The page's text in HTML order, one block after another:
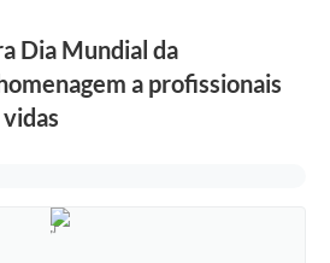
Dia Mundial da
a profissionais